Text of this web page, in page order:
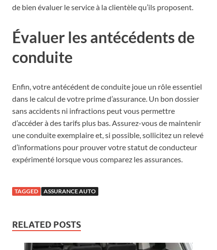
de bien évaluer le service à la clientèle qu’ils proposent.
Évaluer les antécédents de
conduite
Enfin, votre antécédent de conduite joue un rôle essentiel
dans le calcul de votre prime d’assurance. Un bon dossier
sans accidents ni infractions peut vous permettre
d’accéder à des tarifs plus bas. Assurez-vous de maintenir
une conduite exemplaire et, si possible, sollicitez un relevé
d’informations pour prouver votre statut de conducteur
expérimenté lorsque vous comparez les assurances.
TAGGED ASSURANCE AUTO
RELATED POSTS